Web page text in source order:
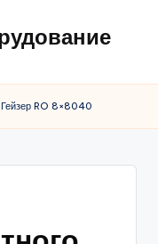
Гейзер RO 8×8040